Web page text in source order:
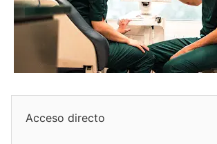
Acceso directo